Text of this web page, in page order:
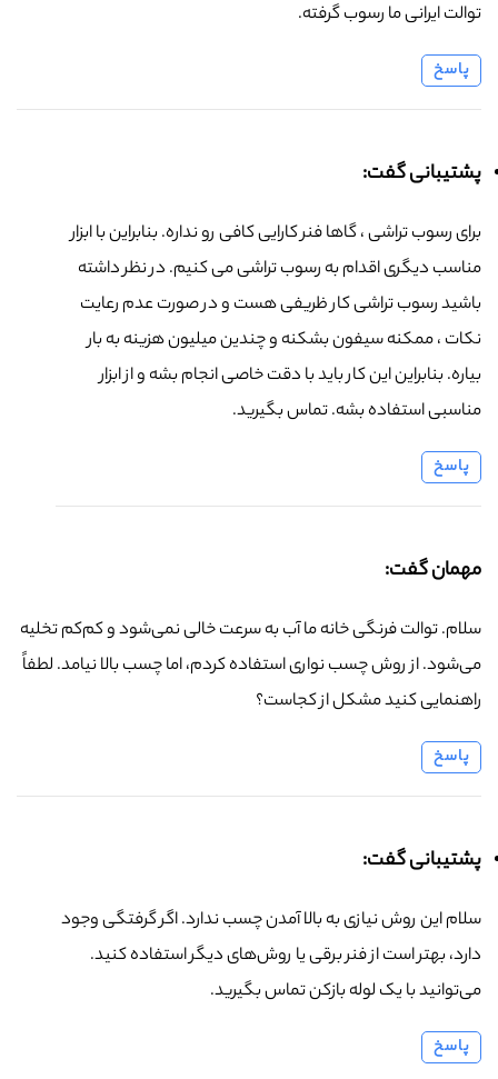
توالت ایرانی ما رسوب گرفته.
پاسخ
پشتیبانی گفت:
برای رسوب تراشی ، گاها فنر کارایی کافی رو نداره. بنابراین با ابزار
مناسب دیگری اقدام به رسوب تراشی می کنیم. در نظر داشته
باشید رسوب تراشی کار ظریفی هست و در صورت عدم رعایت
نکات ، ممکنه سیفون بشکنه و چندین میلیون هزینه به بار
بیاره. بنابراین این کار باید با دقت خاصی انجام بشه و از ابزار
مناسبی استفاده بشه. تماس بگیرید.
پاسخ
مهمان گفت:
سلام. توالت فرنگی خانه ما آب به سرعت خالی نمی‌شود و کم‌کم تخلیه
می‌شود. از روش چسب نواری استفاده کردم، اما چسب بالا نیامد. لطفاً
راهنمایی کنید مشکل از کجاست؟
پاسخ
پشتیبانی گفت:
سلام این روش نیازی به بالا آمدن چسب ندارد. اگر گرفتگی وجود
دارد، بهتر است از فنر برقی یا روش‌های دیگر استفاده کنید.
می‌توانید با یک لوله بازکن تماس بگیرید.
پاسخ